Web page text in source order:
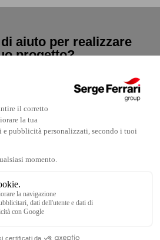
aiuto per realizzare
progetto?
trovarci
Note legali